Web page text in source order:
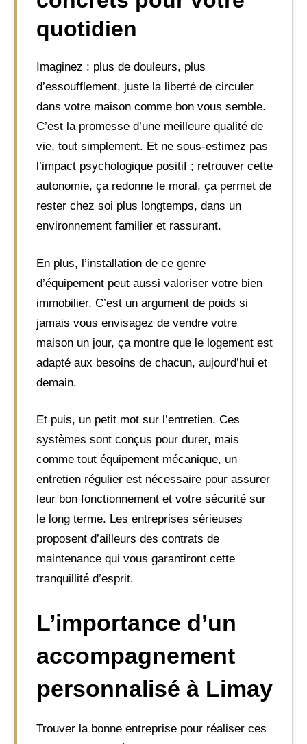
quotidien
Imaginez : plus de douleurs, plus
d’essoufflement, juste la liberté de circuler
dans votre maison comme bon vous semble.
C’est la promesse d’une meilleure qualité de
vie, tout simplement. Et ne sous-estimez pas
l’impact psychologique positif ; retrouver cette
autonomie, ça redonne le moral, ça permet de
rester chez soi plus longtemps, dans un
environnement familier et rassurant.
En plus, l’installation de ce genre
d’équipement peut aussi valoriser votre bien
immobilier. C’est un argument de poids si
jamais vous envisagez de vendre votre
maison un jour, ça montre que le logement est
adapté aux besoins de chacun, aujourd’hui et
demain.
Et puis, un petit mot sur l’entretien. Ces
systèmes sont conçus pour durer, mais
comme tout équipement mécanique, un
entretien régulier est nécessaire pour assurer
leur bon fonctionnement et votre sécurité sur
le long terme. Les entreprises sérieuses
proposent d’ailleurs des contrats de
maintenance qui vous garantiront cette
tranquillité d’esprit.
L’importance d’un
accompagnement
personnalisé à Limay
Trouver la bonne entreprise pour réaliser ces